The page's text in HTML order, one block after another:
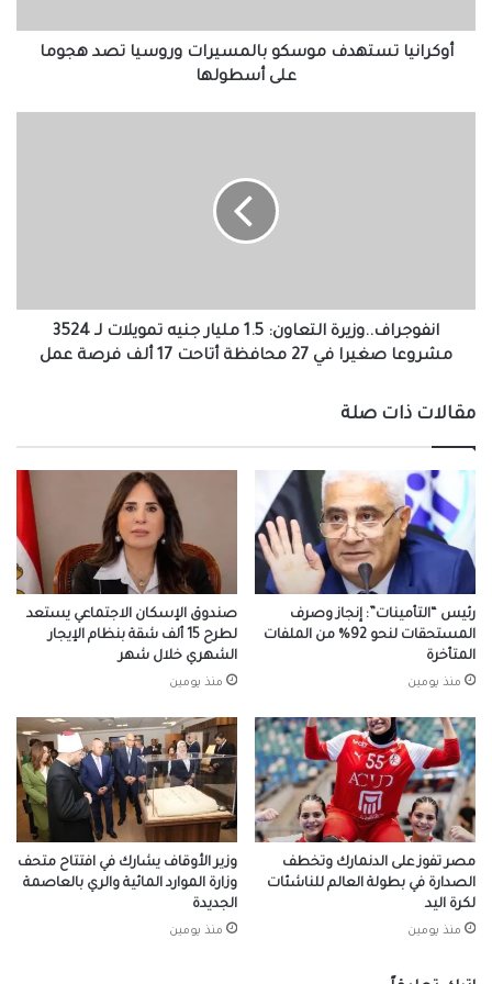
أسطولها
أوكرانيا تستهدف موسكو بالمسيرات وروسيا تصد هجوما
على أسطولها
مشروعا
أتاحت
17
ألف
عمل
انفوجراف..وزيرة التعاون: 1.5 مليار جنيه تمويلات لـ 3524
مشروعا صغيرا في 27 محافظة أتاحت 17 ألف فرصة عمل
مقالات ذات صلة
رئيس “التأمينات”: إنجاز وصرف
المستحقات لنحو 92% من الملفات
المتأخرة
منذ يومين
صندوق الإسكان الاجتماعي يستعد
لطرح 15 ألف شقة بنظام الإيجار
الشهري خلال شهر
منذ يومين
مصر تفوز على الدنمارك وتخطف
الصدارة في بطولة العالم للناشئات
لكرة اليد
منذ يومين
وزير الأوقاف يشارك في افتتاح متحف
وزارة الموارد المائية والري بالعاصمة
الجديدة
منذ يومين